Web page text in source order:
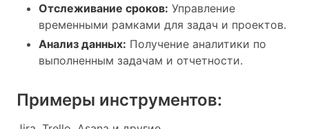
Отслеживание сроков: Управление
временными рамками для задач и проектов.
Анализ данных: Получение аналитики по
выполненным задачам и отчетности.
Примеры инструментов: